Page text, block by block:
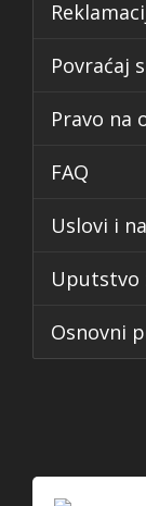
Povraćaj
Pravo na
FAQ
Uslovi i
Uputstvo
Osnovni